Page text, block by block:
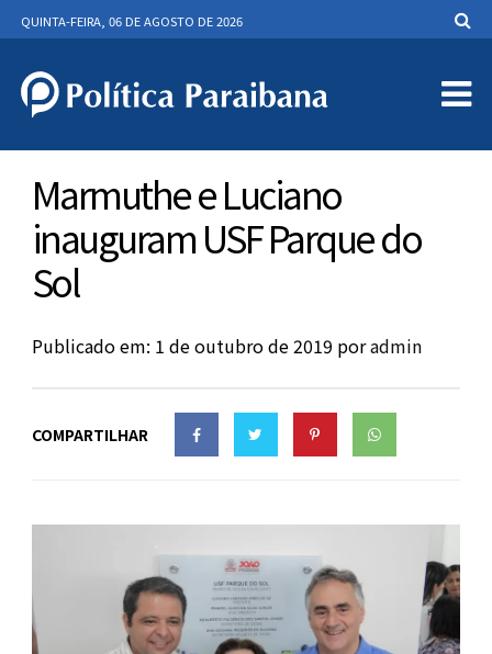
QUINTA-FEIRA, 06 DE AGOSTO DE 2026
Marmuthe e Luciano
inauguram USF Parque do
Sol
Publicado em: 1 de outubro de 2019 poradmin
COMPARTILHAR